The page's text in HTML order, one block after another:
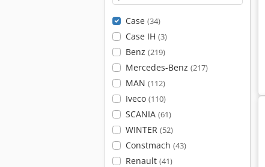
Case (34)
Case IH (3)
Benz (219)
Mercedes-Benz (217)
MAN (112)
Iveco (110)
SCANIA (61)
WINTER (52)
Constmach (43)
Renault (41)